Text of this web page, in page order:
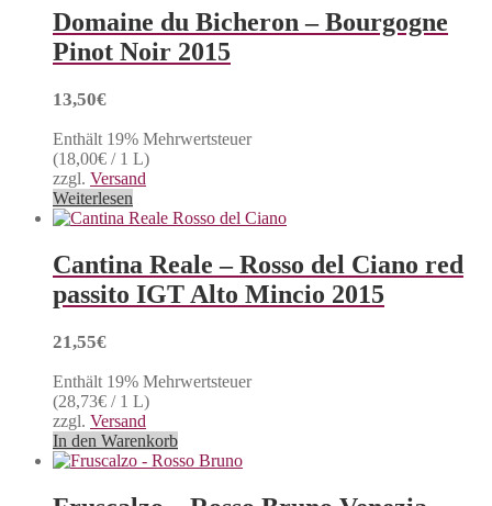
Domaine du Bicheron – Bourgogne
Pinot Noir 2015
13,50€
Enthält 19% Mehrwertsteuer
(18,00€ / 1 L)
zzgl. Versand
Weiterlesen
Cantina Reale – Rosso del Ciano red
passito IGT Alto Mincio 2015
21,55€
Enthält 19% Mehrwertsteuer
(28,73€ / 1 L)
zzgl. Versand
In den Warenkorb